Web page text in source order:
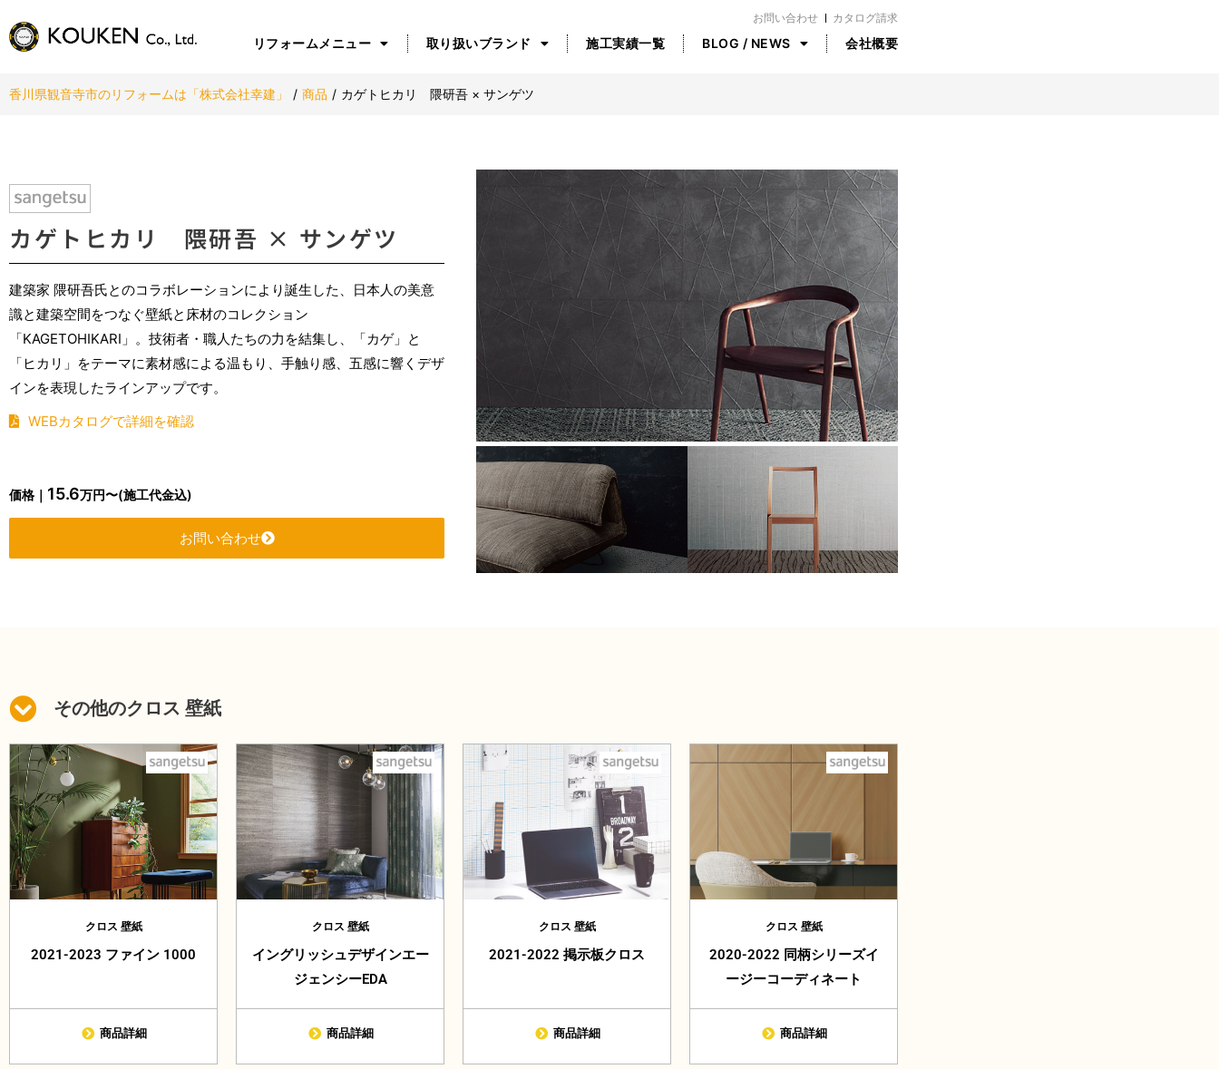
お問い合わせ カタログ請求
リフォームメニュー 取り扱いブランド 施工実績一覧 BLOG / NEWS 会社概要
香川県観音寺市のリフォームは「株式会社幸建」 / 商品 / カゲトヒカリ 隈研吾 × サンゲツ
カゲトヒカリ 隈研吾 × サンゲツ
建築家 隈研吾氏とのコラボレーションにより誕生した、日本人の美意
識と建築空間をつなぐ壁紙と床材のコレクション
「KAGETOHIKARI」。技術者・職人たちの力を結集し、「カゲ」と
「ヒカリ」をテーマに素材感による温もり、手触り感、五感に響くデザ
インを表現したラインアップです。
WEBカタログで詳細を確認
価格｜ 15.6万円〜(施工代金込)
お問い合わせ
その他のクロス 壁紙
クロス 壁紙
2021-2023 ファイン 1000
商品詳細
クロス 壁紙
イングリッシュデザインエー
ジェンシーEDA
商品詳細
クロス 壁紙
2021-2022 掲示板クロス
商品詳細
クロス 壁紙
2020-2022 同柄シリーズイ
ージーコーディネート
商品詳細